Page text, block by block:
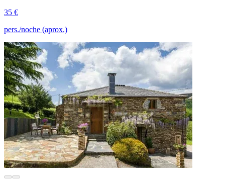
35 €
pers./noche (aprox.)